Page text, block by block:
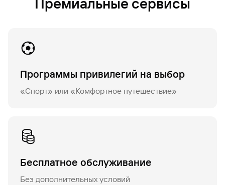
Рефинансирование
Премиальные сервисы
Программы привилегий на выбор
«Спорт» или «Комфортное путешествие»
Бесплатное обслуживание
Без дополнительных условий